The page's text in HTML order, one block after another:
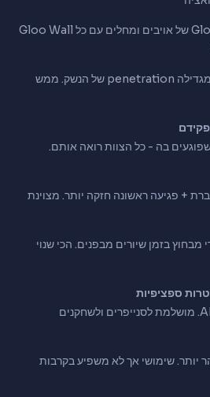
- מנפץ Gloo Walls של אויבים ומחלים עם כל Gloo Wall
- כל ירידת HP מגדילה penetration של הנשק. ממש
בה - כל הצוות רואה אותם.
+ פגיעה ראשונה חזקה יותר. מצוינת
מבחוץ בזמן שיורים מבפנים. הכי שנוי
- דיוק מוגבר בADS. מושלמת לסנייפרים ולשחקנים
יותר. שימושי אך לא משפיע בקרבות